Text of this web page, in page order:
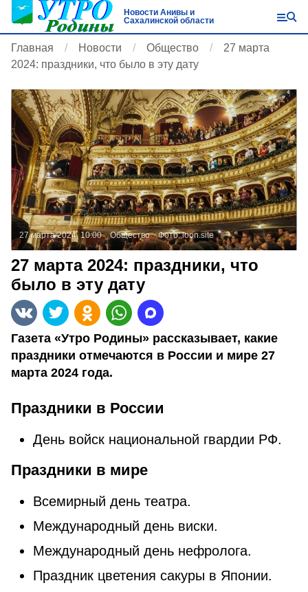
Новости Анивы и
Сахалинской области
Главная Новости Общество
27 марта
2024: праздники, что было в эту дату
27 марта 2024, 10:00 Общество Фото:loon.site
27 марта 2024: праздники, что
было в эту дату
Газета «Утро Родины» рассказывает, какие
праздники отмечаются в России и мире 27
марта 2024 года.
Праздники в России
День войск национальной гвардии РФ.
Праздники в мире
Всемирный день театра.
Мeждунapoдный дeнь виcки.
Международный день нефролога.
Праздник цветения сакуры в Японии.